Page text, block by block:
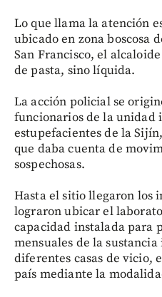
Lo que llama la atención
ubicado en zona boscosa
San Francisco, el
de pasta, sino líquida.
La acción policial se
funcionarios de la unidad
estupefacientes de la
que daba cuenta de
sospechosas.
Hasta el sitio llegaron los
lograron ubicar el
capacidad instalada para
mensuales de la
diferentes casas de vicio,
país mediante la